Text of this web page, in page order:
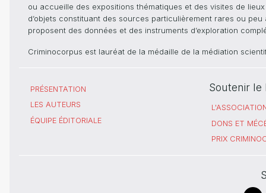
ou accueille des expositions thématiques et des visites de
d’objets constituant des sources particulièrement rares ou
proposent des données et des instruments d’exploration
Criminocorpus est lauréat de la médaille de la médiation
PRÉSENTATION
LES AUTEURS
ÉQUIPE ÉDITORIALE
Soutenir le
DONS ET
PRIX